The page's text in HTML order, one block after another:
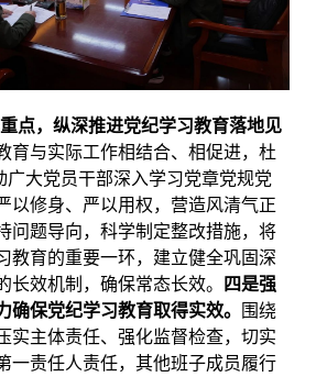
点，纵深推进党纪学习教育落地见
育与实际工作相结合、相促进，杜
广大党员干部深入学习党章党规党
以修身、严以用权，营造风清气正
问题导向，科学制定整改措施，将
教育的重要一环，建立健全巩固深
长效机制，确保常态长效。 四是强
确保党纪学习教育取得实效。 围绕
实主体责任、强化监督检查，切实
一责任人责任，其他班子成员履行